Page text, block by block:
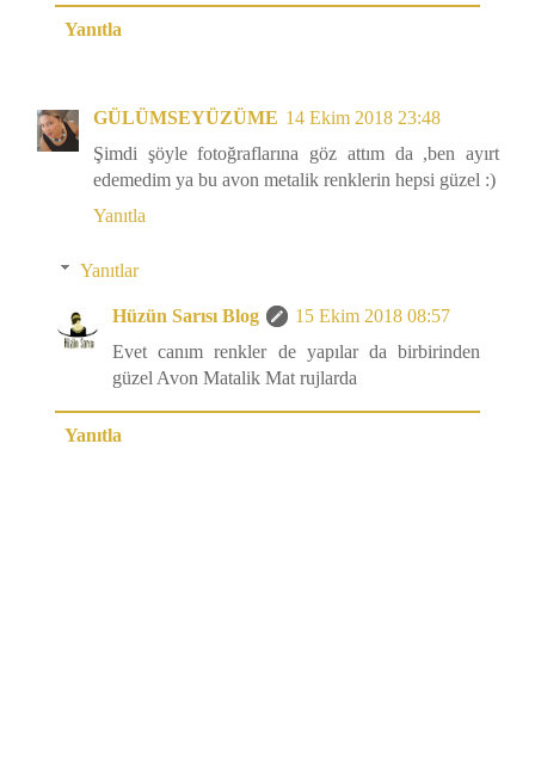
Yanıtla
GÜLÜMSEYÜZÜME 14 Ekim 2018 23:48
Şimdi şöyle fotoğraflarına göz attım da ,ben ayırt
edemedim ya bu avon metalik renklerin hepsi güzel :)
Yanıtla
Yanıtlar
Hüzün Sarısı Blog
15 Ekim 2018 08:57
Evet canım renkler de yapılar da birbirinden
güzel Avon Matalik Mat rujlarda
Yanıtla